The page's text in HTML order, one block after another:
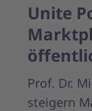
Unite
Prof. Dr.
steigern